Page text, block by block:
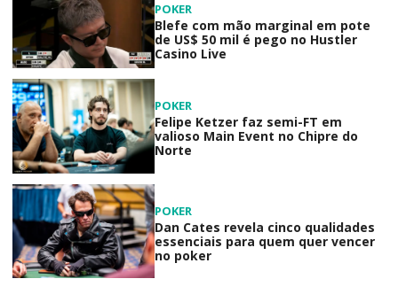
POKER
Blefe com mão marginal em pote
de US$ 50 mil é pego no Hustler
Casino Live
POKER
Felipe Ketzer faz semi-FT em
valioso Main Event no Chipre do
Norte
POKER
Dan Cates revela cinco qualidades
essenciais para quem quer vencer
no poker